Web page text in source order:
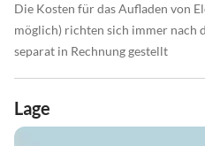
Die Kosten für das Aufladen von
möglich) richten sich immer nach
separat in Rechnung gestellt
Lage